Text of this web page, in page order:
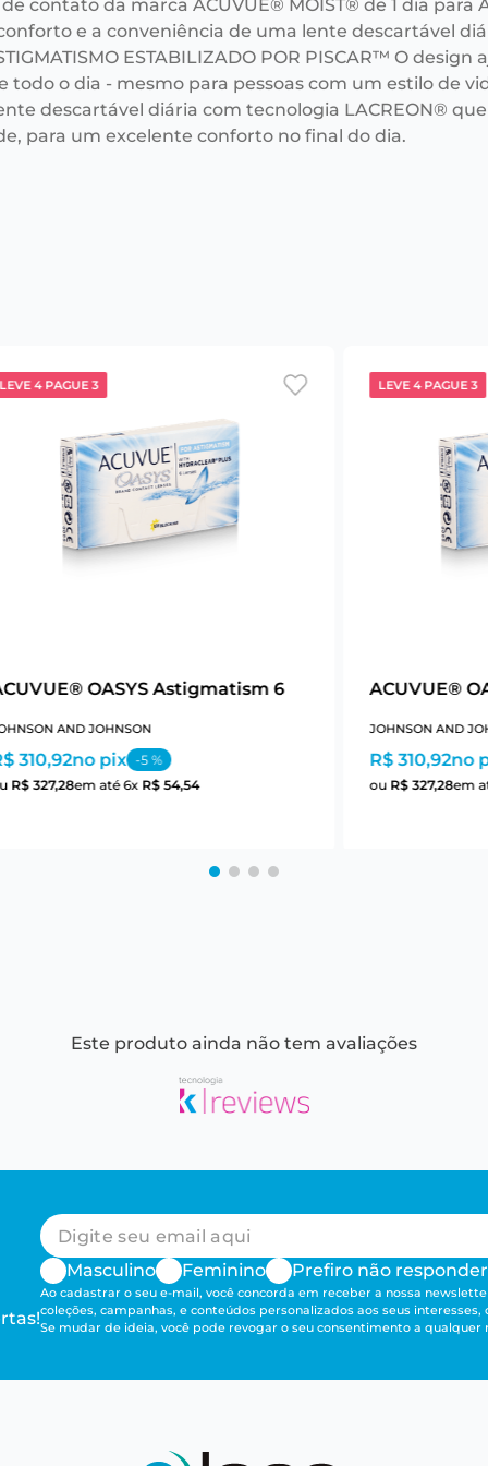
contato da marca ACUVUE® MOIST® de 1 dia para
e a conveniência de uma lente descartável
ESTABILIZADO POR PISCAR™ O
todo o dia - mesmo para pessoas com um estilo de
descartável diária com tecnologia LACREON®
para um excelente conforto no final do dia.
LEVE 4 PAGUE 3
OASYS Astigmatism 6
AND JOHNSON
310,92no pix -5 %
R$ 327,28em até6x R$ 54,54
LEVE 4 PAGUE 3
ACUVUE®
JOHNSON AND
R$ 310,92no
ou R$ 327,28em
Este produto ainda não tem avaliações
Masculino Feminino Prefiro não responder
Ao cadastrar o seu e-mail, você concorda em receber a nossa
coleções, campanhas, e conteúdos personalizados aos seus interesses,
Se mudar de ideia, você pode revogar o seu consentimento a qualquer